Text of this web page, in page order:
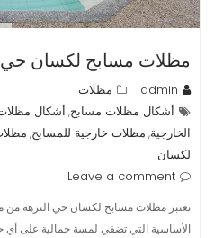
مظلات مسابح لكسان حي
admin
مظلات
أشكال مظلات مسابح, أشكال
الخارجية, مظلات خارجية للمسابح,
لكسان
Leave a comment
تعتبر مظلات مسابح لكسان حي النزهة
الأساسية التي تضفي لمسة جمالية على